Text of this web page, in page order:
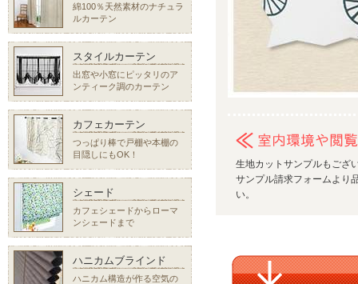
生地カットサンプルもござ
サンプル請求フォームより
い。
綿100％天然素材のナチュラ
ルカーテン
スタイルカーテン
出窓や小窓にピッタリのア
ンティーク調のカーテン
カフェカーテン
つっぱり棒で戸棚や本棚の
目隠しにもOK！
シェード
カフェシェードからローマ
ンシェードまで
ハニカムブラインド
ハニカム構造が作る空気の